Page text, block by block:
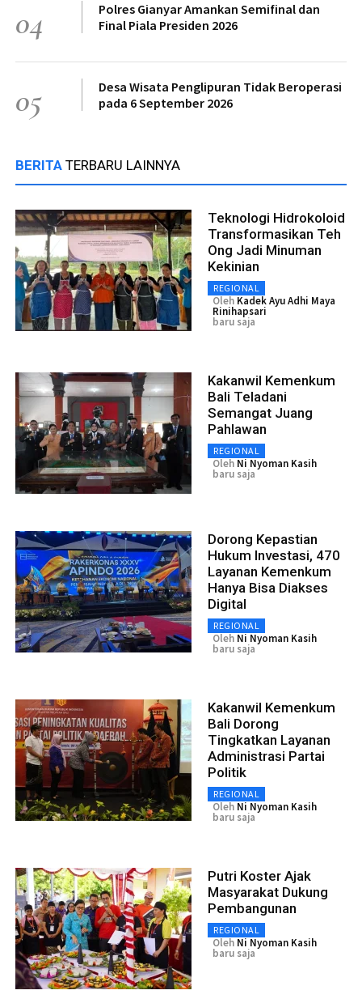
04
Polres Gianyar Amankan Semifinal dan
Final Piala Presiden 2026
05
Desa Wisata Penglipuran Tidak Beroperasi
pada 6 September 2026
BERITA TERBARU LAINNYA
Teknologi Hidrokoloid
Transformasikan Teh
Ong Jadi Minuman
Kekinian
REGIONAL
Oleh Kadek Ayu Adhi Maya
Rinihapsari
baru saja
Kakanwil Kemenkum
Bali Teladani
Semangat Juang
Pahlawan
REGIONAL
Oleh Ni Nyoman Kasih
baru saja
Dorong Kepastian
Hukum Investasi, 470
Layanan Kemenkum
Hanya Bisa Diakses
Digital
REGIONAL
Oleh Ni Nyoman Kasih
baru saja
Kakanwil Kemenkum
Bali Dorong
Tingkatkan Layanan
Administrasi Partai
Politik
REGIONAL
Oleh Ni Nyoman Kasih
baru saja
Putri Koster Ajak
Masyarakat Dukung
Pembangunan
REGIONAL
Oleh Ni Nyoman Kasih
baru saja